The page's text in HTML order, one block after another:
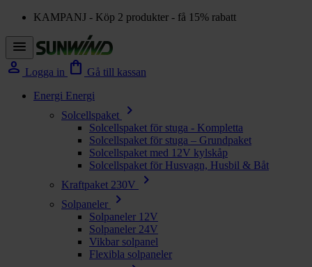
KAMPANJ - Köp 2 produkter - få 15% rabatt
menu
person Logga in shopping_bag Gå till kassan
Energi Energi
Solcellspaket
chevron_right
Solcellspaket för stuga - Kompletta
Solcellspaket för stuga – Grundpaket
Solcellspaket med 12V kylskåp
Solcellspaket för Husvagn, Husbil & Båt
Kraftpaket 230V
chevron_right
Solpaneler chevron_right
Solpaneler 12V
Solpaneler 24V
Vikbar solpanel
Flexibla solpaneler